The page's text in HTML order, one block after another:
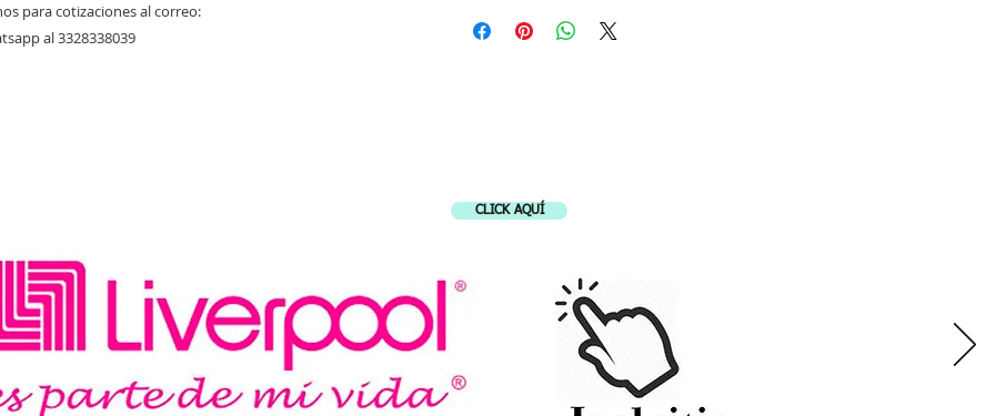
para cotizaciones al correo:
al 3328338039
CLICK AQUÍ